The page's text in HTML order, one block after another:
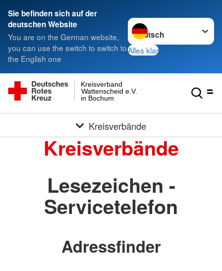
Sie befinden sich auf der
deutschen Website
You are on the German website,
you can use the switch to switch to
the English one
Sprache wechseln zu
Alles klar
in Bochum
Wattenscheid e.V.
Kreisverband
Kreisverbände
Kreisverbände
Lesezeichen -
Servicetelefon
Adressfinder